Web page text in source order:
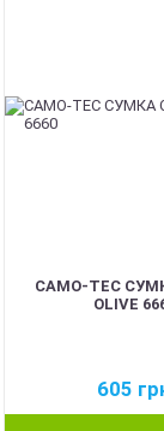
CAMO-TEC
OLIVE
605